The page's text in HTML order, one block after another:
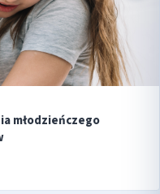
młodzieńczego